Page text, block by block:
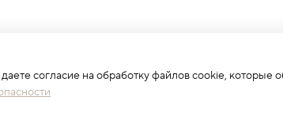
согласие на обработку файлов cookie, которые